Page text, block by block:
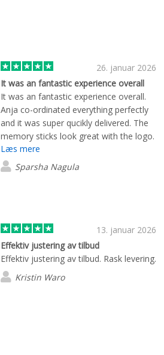
26. januar 2026
It was an fantastic experience overall
It was an fantastic experience overall.
Anja co-ordinated everything perfectly
and it was super qucikly delivered. The
memory sticks look great with the logo.
Læs mere
Sparsha Nagula
13. januar 2026
Effektiv justering av tilbud
Effektiv justering av tilbud. Rask levering.
Kristin Waro